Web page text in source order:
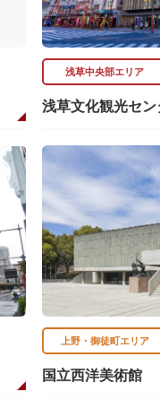
浅草中央部エリア
浅草文化観光セン
上野・御徒町エリア
国立西洋美術館